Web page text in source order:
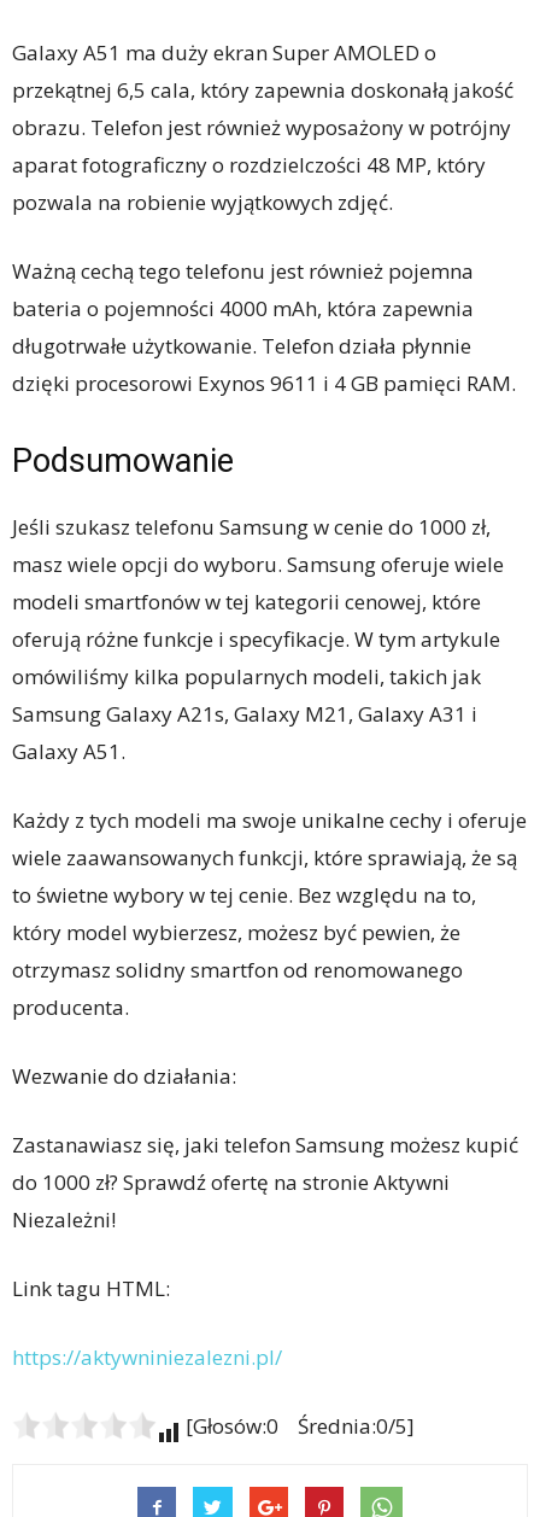
Galaxy A51 ma duży ekran Super AMOLED o
przekątnej 6,5 cala, który zapewnia doskonałą jakość
obrazu. Telefon jest również wyposażony w potrójny
aparat fotograficzny o rozdzielczości 48 MP, który
pozwala na robienie wyjątkowych zdjęć.
Ważną cechą tego telefonu jest również pojemna
bateria o pojemności 4000 mAh, która zapewnia
długotrwałe użytkowanie. Telefon działa płynnie
dzięki procesorowi Exynos 9611 i 4 GB pamięci RAM.
Podsumowanie
Jeśli szukasz telefonu Samsung w cenie do 1000 zł,
masz wiele opcji do wyboru. Samsung oferuje wiele
modeli smartfonów w tej kategorii cenowej, które
oferują różne funkcje i specyfikacje. W tym artykule
omówiliśmy kilka popularnych modeli, takich jak
Samsung Galaxy A21s, Galaxy M21, Galaxy A31 i
Galaxy A51.
Każdy z tych modeli ma swoje unikalne cechy i oferuje
wiele zaawansowanych funkcji, które sprawiają, że są
to świetne wybory w tej cenie. Bez względu na to,
który model wybierzesz, możesz być pewien, że
otrzymasz solidny smartfon od renomowanego
producenta.
Wezwanie do działania:
Zastanawiasz się, jaki telefon Samsung możesz kupić
do 1000 zł? Sprawdź ofertę na stronie Aktywni
Niezależni!
Link tagu HTML:
https://aktywniniezalezni.pl/
[Głosów:0 Średnia:0/5]